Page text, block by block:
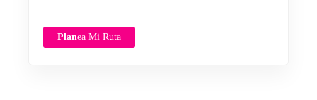
Planea Mi Ruta